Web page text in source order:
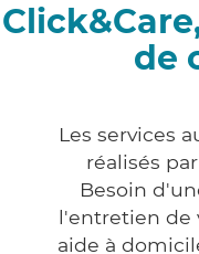
de
Les services
réalisés
Besoin
l'entretien de
aide à